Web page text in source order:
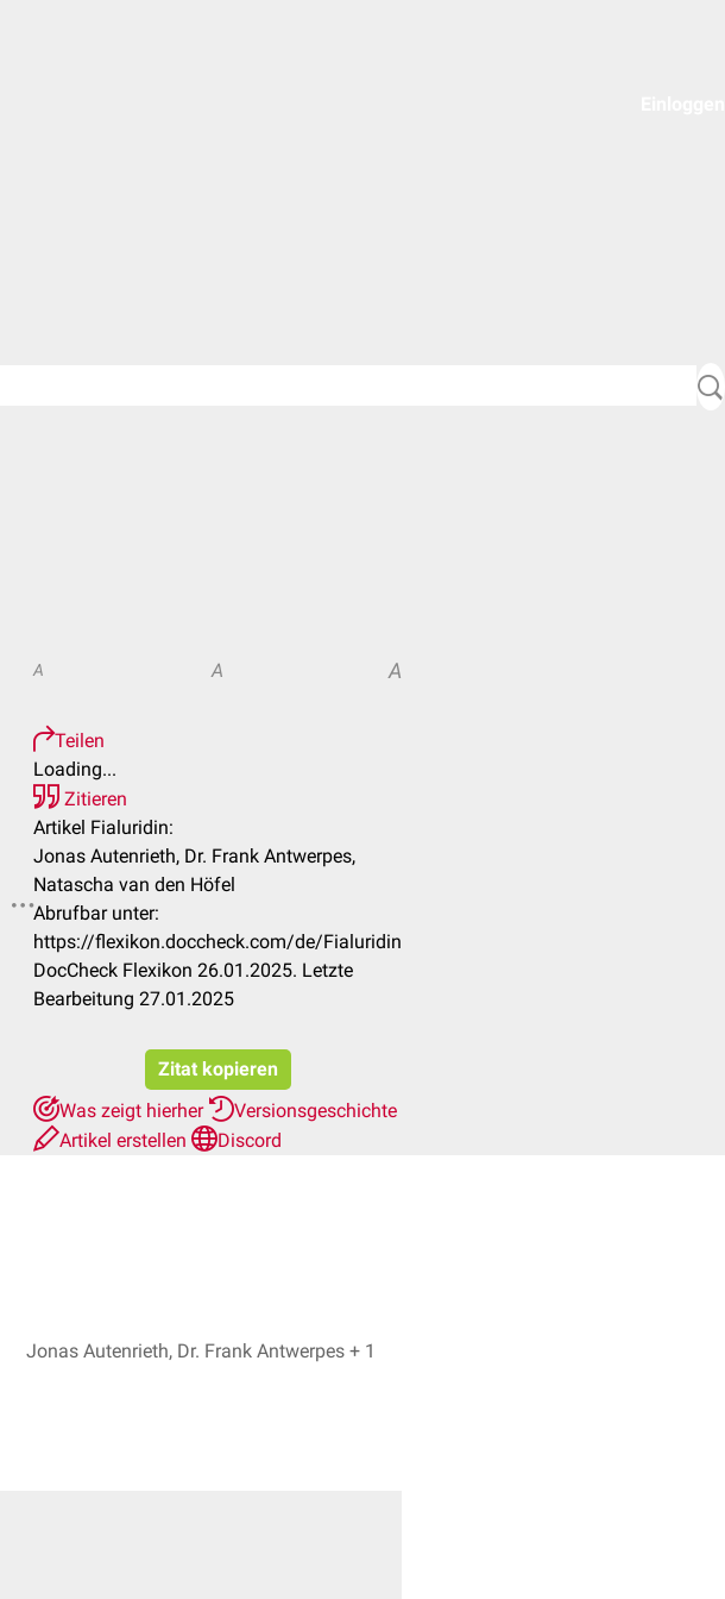
A A A
Teilen
Loading...
Zitieren
Artikel Fialuridin:
Jonas Autenrieth, Dr. Frank Antwerpes,
Natascha van den Höfel
Abrufbar unter:
https://flexikon.doccheck.com/de/Fialuridin
DocCheck Flexikon 26.01.2025. Letzte
Bearbeitung 27.01.2025
Zitat kopieren
Was zeigt hierher
Versionsgeschichte
Artikel erstellen
Discord
Jonas Autenrieth, Dr. Frank Antwerpes + 1